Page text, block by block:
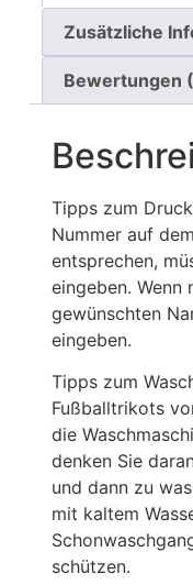
Zusätzliche
Bewertungen
Tipps zum
Nummer auf
entsprechen,
eingeben. Wenn
gewünschten
eingeben.
Tipps zum
Fußballtrikots
die
denken Sie
und dann zu
mit kaltem
schützen.